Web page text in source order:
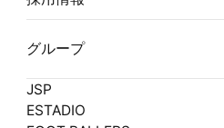
グループ
JSP
ESTADIO